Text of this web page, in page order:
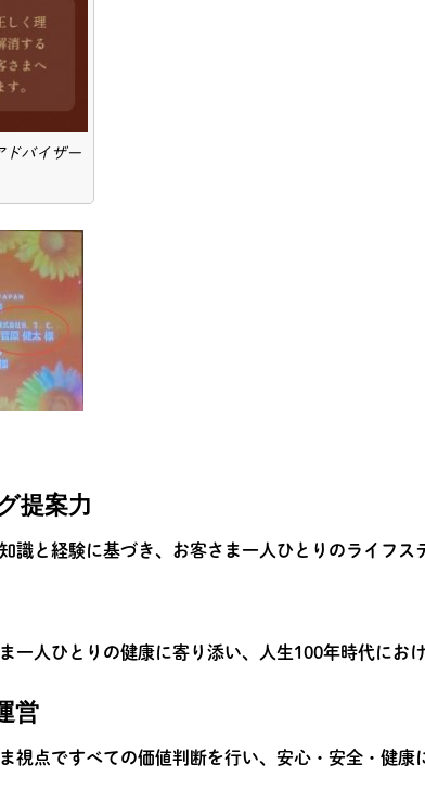
ドバイザー
提案力
識と経験に基づき、お客さま一人ひとりのライフス
一人ひとりの健康に寄り添い、人生100年時代にお
営
視点ですべての価値判断を行い、安心・安全・健